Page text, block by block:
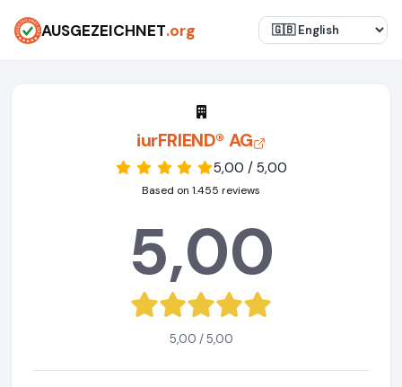
AUSGEZEICHNET.org
iurFRIEND® AG
5,00 / 5,00
Based on 1.455 reviews
5,00
5,00 / 5,00